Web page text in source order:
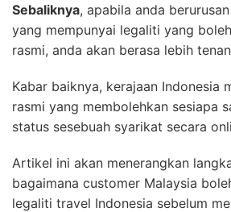
Sebaliknya, apabila anda
yang mempunyai legaliti yang
rasmi, anda akan berasa lebih
Kabar baiknya, kerajaan Indonesia
rasmi yang membolehkan sesiapa
status sesebuah syarikat secara
Artikel ini akan menerangkan
bagaimana customer Malaysia
legaliti travel Indonesia sebelum